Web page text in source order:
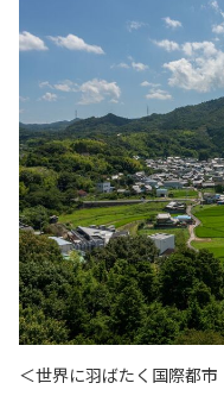
＜世界に羽ばたく国際都